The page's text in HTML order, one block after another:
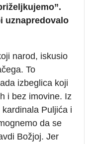
uznapredovalo
narod, iskusio
To
izbeglica koji
i bez imovine. Iz
Puljića i
da se
Božjoj. Jer